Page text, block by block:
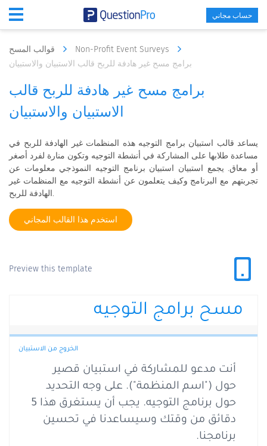
حساب مجاني
Non-Profit Event Surveys
برامج مسح غير هادفة للربح قالب الاستبيان والاستبيان
برامج مسح غير هادفة للربح قالب
الاستبيان والاستبيان
يساعد قالب استبيان برامج التوجيه هذه المنظمات غير الهادفة للربح في
مساعدة طلابها على المشاركة في أنشطة التوجيه وتكون منارة لفرد أصغر
أو معاق. يجمع استبيان استبيان برنامج التوجيه النموذجي معلومات عن
تجربتهم مع البرنامج وكيف يتعلمون عن أنشطة التوجيه مع المنظمات غير
الهادفة للربح.
استخدم هذا القالب المجاني
Preview this template